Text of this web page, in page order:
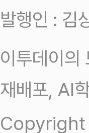
발행인 : 김
이투데이의
재배포, AI